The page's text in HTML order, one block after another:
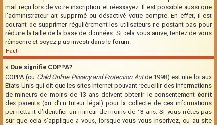
mail reçu lors de votre inscription et réessayez. Il est possible aussi que
l’administrateur ait supprimé ou désactivé votre compte. En effet, il est
courant de supprimer régulièrement les utilisateurs ne postant pas pour
réduire la taille de la base de données. Si cela vous arrive, tentez de vous
réinscrire et soyez plus investi dans le forum.
Haut
» Que signifie COPPA?
COPPA (ou Child Online Privacy and Protection Actde 1998) est une loi aux
Etats-Unis qui dit que les sites Internet pouvant recueillir des informations
de mineurs de moins de 13 ans doivent obtenir le consentement écrit
des parents (ou d’un tuteur légal) pour la collecte de ces informations
permettant d’identifier un mineur de moins de 13 ans. Si vous n’êtes pas
sûr que cela s’applique à vous, lorsque vous vous inscrivez, ou au site